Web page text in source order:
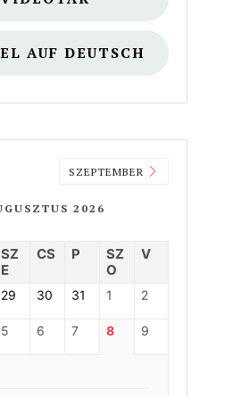
AUF DEUTSCH
2026
SZEPTEMBER
SZ
E
CS P
SZ
O
V
29 30 31 1 2
5 6 7 8 9